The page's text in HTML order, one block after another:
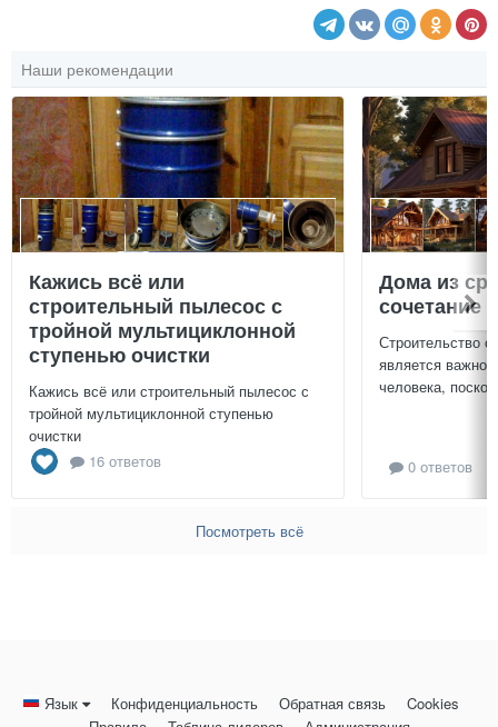
Наши рекомендации
Кажись всё или
строительный пылесос с
тройной мультициклонной
ступенью очистки
Кажись всё или строительный пылесос с
тройной мультициклонной ступенью
очистки
16 ответов
Дома из
сочетание
Строительство
является
человека,
0 ответов
Посмотреть всё
Язык Конфиденциальность Обратная связь
Cookies